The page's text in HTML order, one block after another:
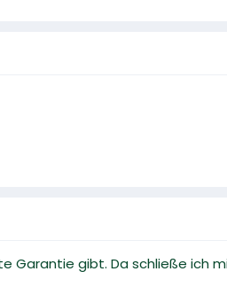
Garantie gibt. Da schließe ich